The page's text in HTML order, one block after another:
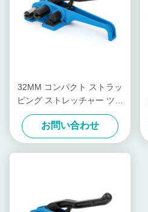
32MM コンパクト ストラッ
ピング ストレッチャー ツー
ル と カッター ツール ストラ
ップ 40mm コード ストレッ
チャー
お問い合わせ